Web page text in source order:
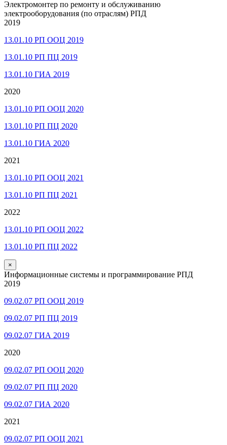
Электромонтер по ремонту и обслуживанию
электрооборудования (по отраслям) РПД
2019
13.01.10 РП ООЦ 2019
13.01.10 РП ПЦ 2019
13.01.10 ГИА 2019
2020
13.01.10 РП ООЦ 2020
13.01.10 РП ПЦ 2020
13.01.10 ГИА 2020
2021
13.01.10 РП ООЦ 2021
13.01.10 РП ПЦ 2021
2022
13.01.10 РП ООЦ 2022
13.01.10 РП ПЦ 2022
×
Информационные системы и программирование РПД
2019
09.02.07 РП ООЦ 2019
09.02.07 РП ПЦ 2019
09.02.07 ГИА 2019
2020
09.02.07 РП ООЦ 2020
09.02.07 РП ПЦ 2020
09.02.07 ГИА 2020
2021
09.02.07 РП ООЦ 2021